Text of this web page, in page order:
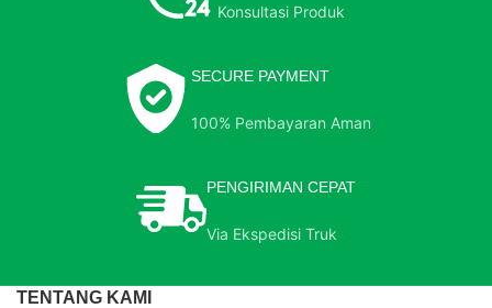
Konsultasi Produk
SECURE PAYMENT
100% Pembayaran Aman
PENGIRIMAN CEPAT
Via Ekspedisi Truk
TENTANG KAMI